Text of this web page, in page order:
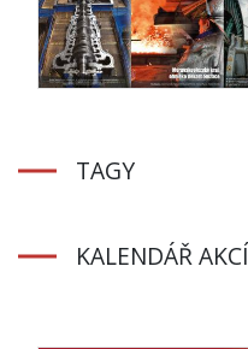
TAGY
KALENDÁŘ AKCÍ